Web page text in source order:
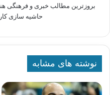
بروزترین مطالب خبری و فرهنگی
حاشیه سازی
نوشته های مشابه